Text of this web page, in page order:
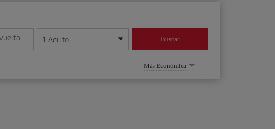
mes/año
fecha en formato día/mes/año
1 Adulto Buscar
Más Económica